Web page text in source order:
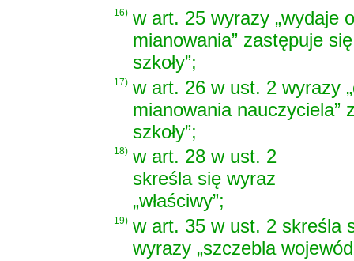
16) w art. 25 wyrazy „wydaje
mianowania” zastępuje
szkoły”;
17) w art. 26 w ust. 2 wyrazy
mianowania nauczyciela”
szkoły”;
18) w art. 28 w ust. 2
skreśla się wyraz
„właściwy”;
19) w art. 35 w ust. 2 skreśla
wyrazy „szczebla